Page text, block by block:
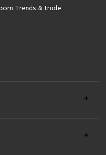
Trends & trade